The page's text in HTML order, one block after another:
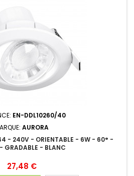
EN-DDL10260/40
AURORA
- 240V - ORIENTABLE - 6W - 60° -
GRADABLE - BLANC
Prix
27,48 €